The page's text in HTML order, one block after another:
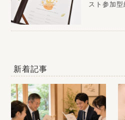
スト参加
新着記事